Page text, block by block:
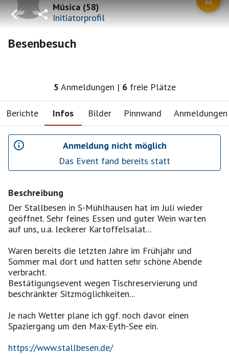
Música(58)
Initiatorprofil
Besenbesuch
5 Anmeldungen | 6 freie Plätze
Berichte Infos Bilder Pinnwand Anmeldungen
Anmeldung nicht möglich
Das Event fand bereits statt
Beschreibung
Der Stallbesen in S-Mühlhausen hat im Juli wieder
geöffnet. Sehr feines Essen und guter Wein warten
auf uns, u.a. leckerer Kartoffelsalat...
Waren bereits die letzten Jahre im Frühjahr und
Sommer mal dort und hatten sehr schöne Abende
verbracht.
Bestätigungsevent wegen Tischreservierung und
beschränkter Sitzmöglichkeiten...
Je nach Wetter plane ich ggf. noch davor einen
Spaziergang um den Max-Eyth-See ein.
https://www.stallbesen.de/